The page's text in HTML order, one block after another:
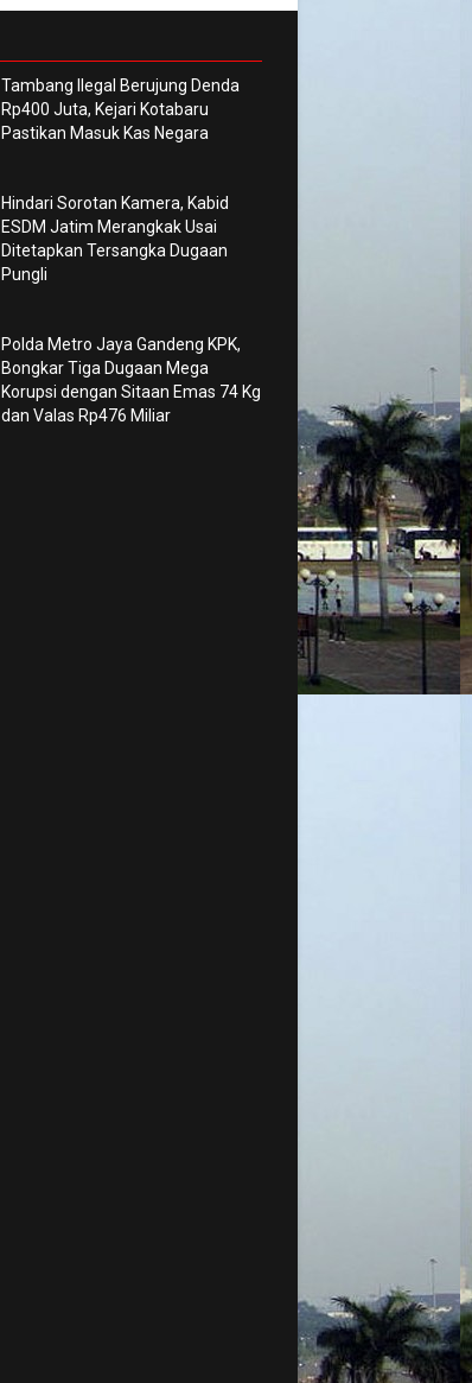
Tambang Ilegal Berujung Denda
Rp400 Juta, Kejari Kotabaru
Pastikan Masuk Kas Negara
Hindari Sorotan Kamera, Kabid
ESDM Jatim Merangkak Usai
Ditetapkan Tersangka Dugaan
Pungli
Polda Metro Jaya Gandeng KPK,
Bongkar Tiga Dugaan Mega
Korupsi dengan Sitaan Emas 74 Kg
dan Valas Rp476 Miliar